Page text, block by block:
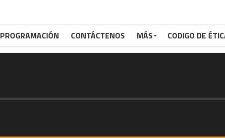
PROGRAMACIÓN CONTÁCTENOS MÁS CODIGO DE